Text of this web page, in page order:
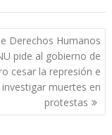
Derechos Humanos
pide al gobierno de
cesar la represión e
investigar muertes en
protestas